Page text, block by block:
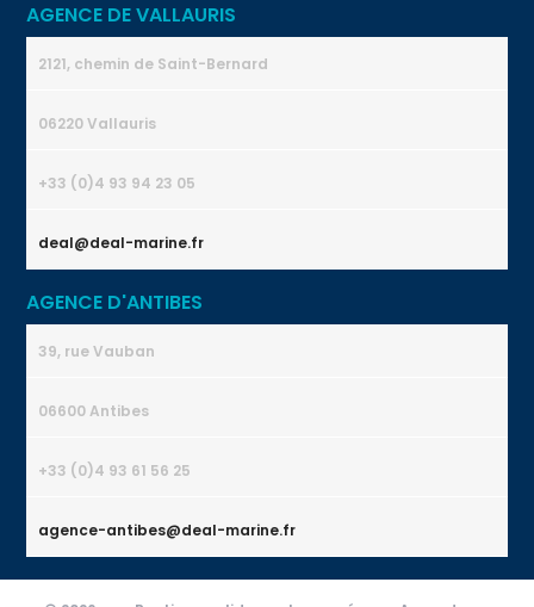
AGENCE DE VALLAURIS
2121, chemin de Saint-Bernard
06220 Vallauris
+33 (0)4 93 94 23 05
deal@deal-marine.fr
AGENCE D'ANTIBES
39, rue Vauban
06600 Antibes
+33 (0)4 93 61 56 25
agence-antibes@deal-marine.fr